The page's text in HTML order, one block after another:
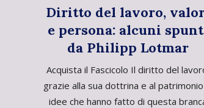
Diritto del lavoro,
e persona: alcuni
da Philipp Lotmar
Acquista il Fascicolo Il diritto del
grazie alla sua dottrina e al
idee che hanno fatto di questa